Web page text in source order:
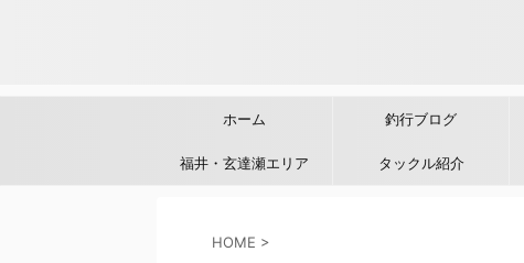
ホーム 釣行ブログ
福井・玄達瀬エリア タックル紹介
HOME >